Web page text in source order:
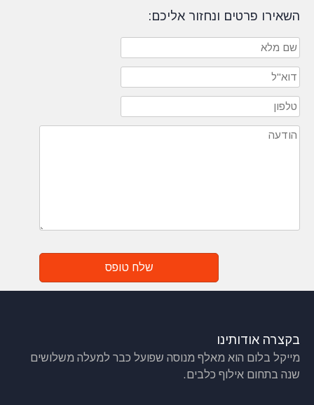
השאירו פרטים ונחזור אליכם:
בקצרה אודותינו
מייקל בלום הוא מאלף מנוסה שפועל כבר למעלה משלושים
שנה בתחום אילוף כלבים.